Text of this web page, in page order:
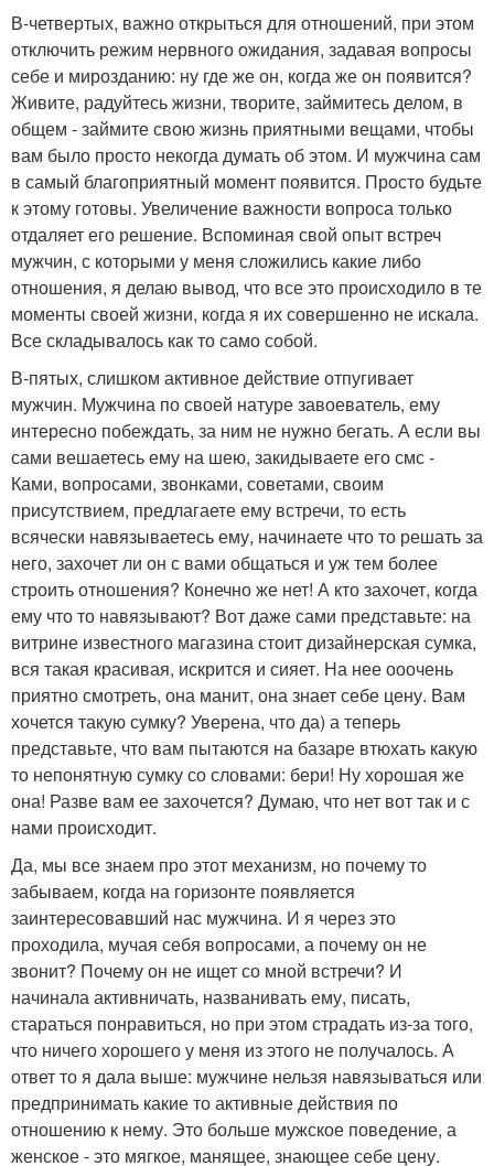
В-четвертых, важно открыться для отношений, при этом
отключить режим нервного ожидания, задавая вопросы
себе и мирозданию: ну где же он, когда же он появится?
Живите, радуйтесь жизни, творите, займитесь делом, в
общем - займите свою жизнь приятными вещами, чтобы
вам было просто некогда думать об этом. И мужчина сам
в самый благоприятный момент появится. Просто будьте
к этому готовы. Увеличение важности вопроса только
отдаляет его решение. Вспоминая свой опыт встреч
мужчин, с которыми у меня сложились какие либо
отношения, я делаю вывод, что все это происходило в те
моменты своей жизни, когда я их совершенно не искала.
Все складывалось как то само собой.
В-пятых, слишком активное действие отпугивает
мужчин. Мужчина по своей натуре завоеватель, ему
интересно побеждать, за ним не нужно бегать. А если вы
сами вешаетесь ему на шею, закидываете его смс -
Ками, вопросами, звонками, советами, своим
присутствием, предлагаете ему встречи, то есть
всячески навязываетесь ему, начинаете что то решать за
него, захочет ли он с вами общаться и уж тем более
строить отношения? Конечно же нет! А кто захочет, когда
ему что то навязывают? Вот даже сами представьте: на
витрине известного магазина стоит дизайнерская сумка,
вся такая красивая, искрится и сияет. На нее ооочень
приятно смотреть, она манит, она знает себе цену. Вам
хочется такую сумку? Уверена, что да) а теперь
представьте, что вам пытаются на базаре втюхать какую
то непонятную сумку со словами: бери! Ну хорошая же
она! Разве вам ее захочется? Думаю, что нет вот так и с
нами происходит.
Да, мы все знаем про этот механизм, но почему то
забываем, когда на горизонте появляется
заинтересовавший нас мужчина. И я через это
проходила, мучая себя вопросами, а почему он не
звонит? Почему он не ищет со мной встречи? И
начинала активничать, названивать ему, писать,
стараться понравиться, но при этом страдать из-за того,
что ничего хорошего у меня из этого не получалось. А
ответ то я дала выше: мужчине нельзя навязываться или
предпринимать какие то активные действия по
отношению к нему. Это больше мужское поведение, а
женское - это мягкое, манящее, знающее себе цену.